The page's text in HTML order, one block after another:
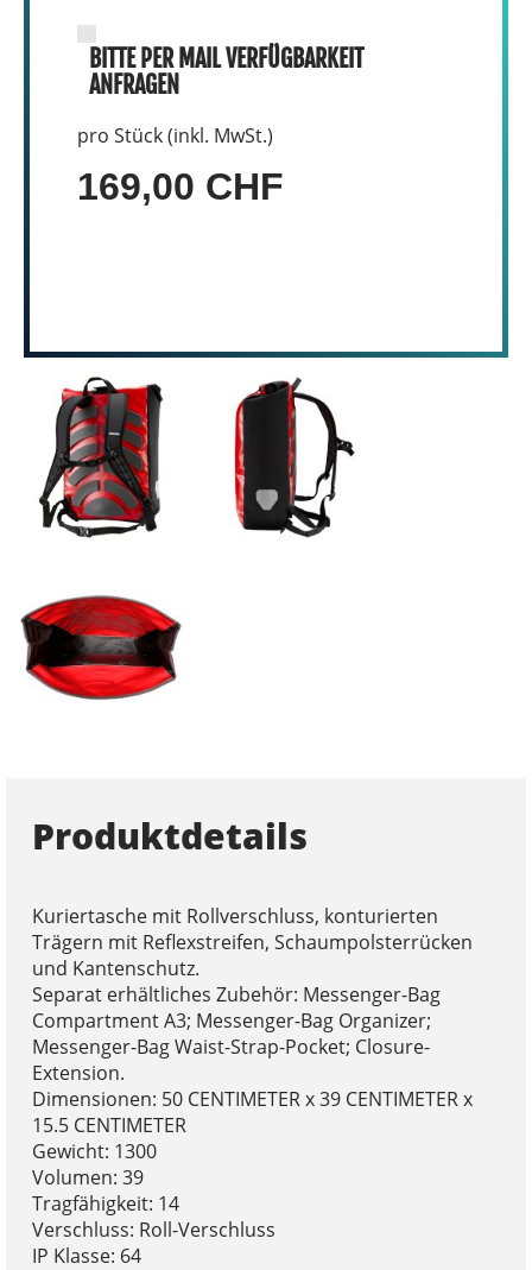
BITTE PER MAIL VERFÜGBARKEIT
ANFRAGEN
pro Stück (inkl. MwSt.)
169,00 CHF
Produktdetails
Kuriertasche mit Rollverschluss, konturierten
Trägern mit Reflexstreifen, Schaumpolsterrücken
und Kantenschutz.
Separat erhältliches Zubehör: Messenger-Bag
Compartment A3; Messenger-Bag Organizer;
Messenger-Bag Waist-Strap-Pocket; Closure-
Extension.
Dimensionen: 50 CENTIMETER x 39 CENTIMETER x
15.5 CENTIMETER
Gewicht: 1300
Volumen: 39
Tragfähigkeit: 14
Verschluss: Roll-Verschluss
IP Klasse: 64